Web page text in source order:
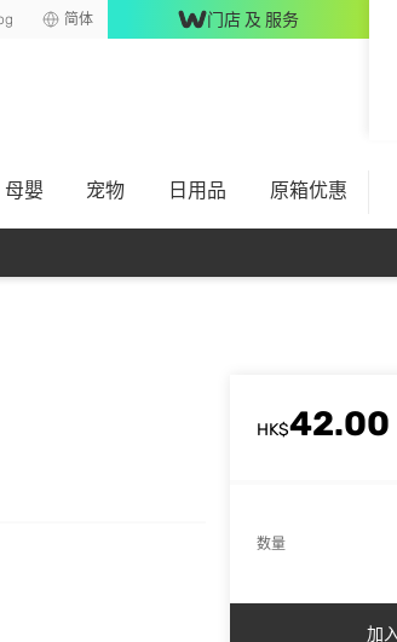
简体 门店 及 服务
母嬰 宠物 日用品 原箱优惠
HK$42.00
数量
加